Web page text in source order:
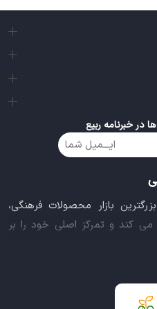
خبرنامه ربیع
بازار محصولات فرهنگی،
کند و تمرکز اصلی خود را بر
است. این بازار مجموعه کاملی از
فرهنگی، مذهبی و هنری برآورده